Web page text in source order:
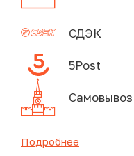
СДЭК
5Post
Подробнее